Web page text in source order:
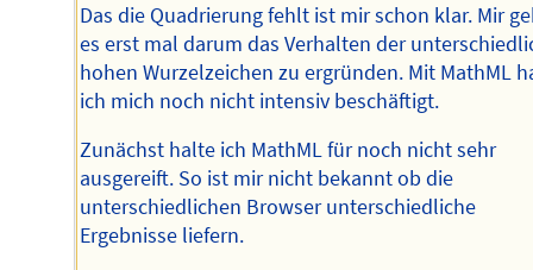
Das die Quadrierung fehlt ist mir schon klar. Mir
es erst mal darum das Verhalten der
hohen Wurzelzeichen zu ergründen. Mit MathML
ich mich noch nicht intensiv beschäftigt.
Zunächst halte ich MathML für noch nicht sehr
ausgereift. So ist mir nicht bekannt ob die
unterschiedlichen Browser unterschiedliche
Ergebnisse liefern.